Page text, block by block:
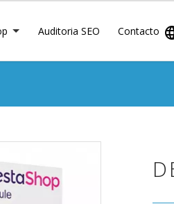
Auditoria SEO Contacto